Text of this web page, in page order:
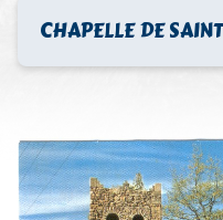
CHAPELLE DE